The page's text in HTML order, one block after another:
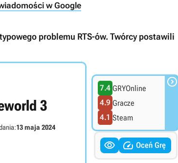
w Google
problemu RTS-ów. Twórcy postawili
3
13 maja 2024
7.4 GRYOnline
4.9 Gracze
4.1 Steam

  Oceń Grę